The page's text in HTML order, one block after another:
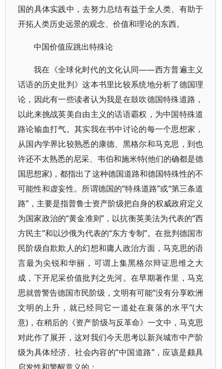
国的具体实践中，去努力总结有益于全人类、有助于
开拓人类历史远景的观念、价值和理论的东西。
中国价值应跳出特殊论
我在《全球化时代的文化认同——西方普遍主义
话语的历史批判》这本书里比较系统地分析了德国理
论，因此有一些读者认为我是在鼓吹德国特殊道路，
以此来挑战英美自由主义的话语霸权，为中国特殊道
路论输血打气。其实我在书中讨论的每一个思想家，
从国内学界比较熟悉的康德、黑格尔和马克思，到也
许还不太熟悉的尼采、韦伯和施米特(他们的确都是德
国思想家)，都指出了这种德国道路和德国特殊性的不
可能性和虚妄性。所谓德国的“特殊道路”或“第三条道
路”，主要是指普鲁士资产阶级把自身的权威政府定义
为国家政治的“黄金准则”，以抗衡英美法为代表的“西
方民主”和以沙俄为代表的“东方专制”。在批判德国市
民阶级自欺欺人的幻想和庸人政治方面，马克思的语
言最为尖锐和华丽，可谓上集黑格尔辩证思维之大
成，下开尼采价值批判之先河。在早期著作里，马克
思就曾警告德国市民阶级，文明有可能“没有分享欧洲
文明的上升，就已经同它一道处在衰落的水平”(大
意)，在稍后的《资产阶级与反革命》一文中，马克思
对此作了展开，这对我们今天思考以新兴城市中产阶
级为具体经济、社会内容的“中国道路”，应该是颇具